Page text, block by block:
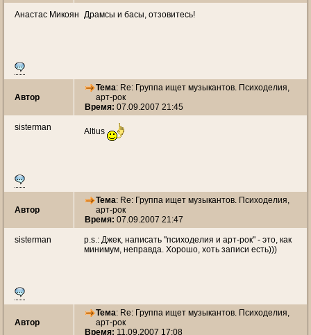
Анастас Микоян Драмсы и басы, отзовитесь!
Автор
Тема: Re: Группа ищет музыкантов. Психоделия,
арт-рок
Время: 07.09.2007 21:45
sisterman Altius
Автор
Тема: Re: Группа ищет музыкантов. Психоделия,
арт-рок
Время: 07.09.2007 21:47
sisterman
p.s.: Джек, написать "психоделия и арт-рок" - это, как
минимум, неправда. Хорошо, хоть записи есть)))
Автор
Тема: Re: Группа ищет музыкантов. Психоделия,
арт-рок
Время: 11.09.2007 17:08